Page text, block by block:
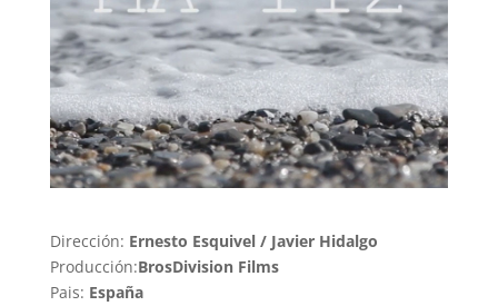
Dirección: Ernesto Esquivel / Javier Hidalgo
Producción:BrosDivision Films
Pais: España